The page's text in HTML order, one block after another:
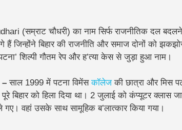
(सम्राट चौधरी) का नाम सिर्फ राजनीतिक दल
जिन्होंने बिहार की राजनीति और समाज दोनों को
शिल्पी गौतम रेप और ह’त्या केस से जुड़ा हुआ नाम।
–साल 1999 में पटना विमेंसकॉलेजकी छात्रा और मिस
बिहार को हिला दिया था। 2 जुलाई को कंप्यूटर क्लास
वहां उसके साथ सामूहिक ब’लात्कार किया गया।